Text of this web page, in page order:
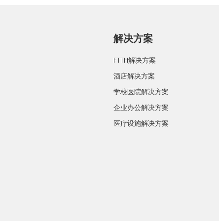
解决方案
FTTH解决方案
酒店解决方案
学校医院解决方案
企业办公解决方案
医疗设施解决方案